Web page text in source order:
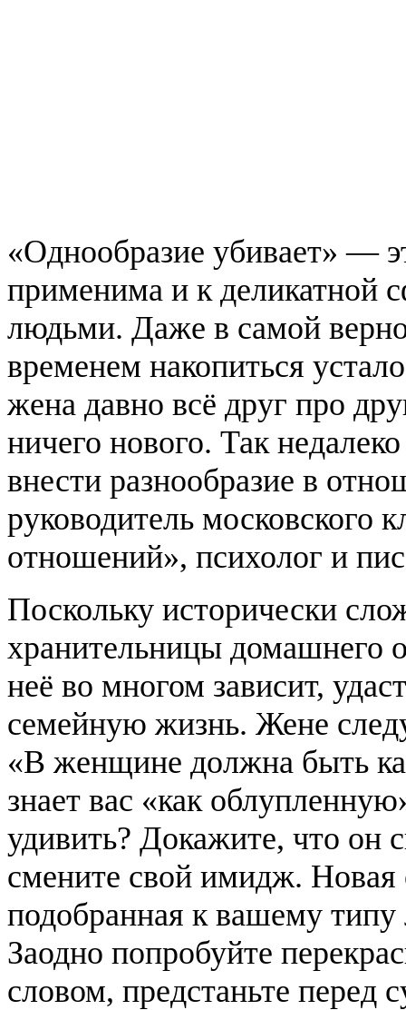
«Однообразие убивает» —
применима и к
людьми. Даже в самой
временем накопиться
жена давно всё друг про
ничего нового. Так
внести разнообразие в
руководитель московского
отношений», психолог и
Поскольку исторически
хранительницы домашнего
неё во многом зависит,
семейную жизнь. Жене
«В женщине должна быть
знает вас «как
удивить? Докажите, что он
смените свой имидж. Новая
подобранная к вашему типу
Заодно попробуйте
словом, предстаньте перед